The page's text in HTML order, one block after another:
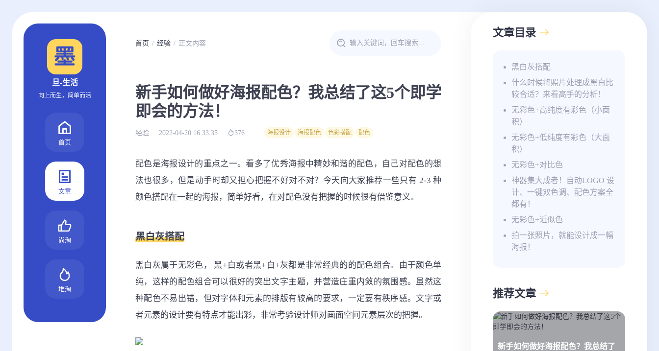
旦-生活
向上而生，简单而活
首页
文章
尚淘
堆淘
首页 经验 正文内容
新手如何做好海报配色？我总结了这5个即学
即会的方法！
经验 2022-04-20 16:33:35 376 海报设计 海报配色 色彩搭配 配色
配色是海报设计的重点之一。看多了优秀海报中精妙和谐的配色，自己对配色的想
法也很多，但是动手时却又担心把握不好对不对？今天向大家推荐一些只有 2-3 种
颜色搭配在一起的海报，简单好看，在对配色没有把握的时候很有借鉴意义。
黑白灰搭配
黑白灰属于无彩色， 黑+白或者黑+白+灰都是非常经典的的配色组合。由于颜色单
纯，这样的配色组合可以很好的突出文字主题，并营造庄重内敛的氛围感。虽然这
种配色不易出错，但对字体和元素的排版有较高的要求，一定要有秩序感。文字或
者元素的设计要有特点才能出彩，非常考验设计师对画面空间元素层次的把握。
文章目录
黑白灰搭配
什么时候将照片处理成黑白比
较合适？来看高手的分析！
无彩色+高纯度有彩色（小面
积）
无彩色+低纯度有彩色（大面
积）
无彩色+对比色
神器集大成者！自动LOGO 设
计、一键双色调、配色方案全
都有！
无彩色+近似色
拍一张照片，就能设计成一幅
海报！
推荐文章
新手如何做好海报配色？我总结了